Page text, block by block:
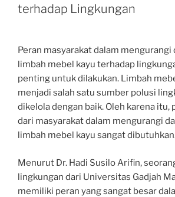
terhadap Lingkungan
Peran masyarakat dalam
limbah mebel kayu terhadap
penting untuk dilakukan. Limbah
menjadi salah satu sumber polusi
dikelola dengan baik. Oleh karena
dari masyarakat dalam mengurangi
limbah mebel kayu sangat
Menurut Dr. Hadi Susilo Arifin,
lingkungan dari Universitas Gadjah
memiliki peran yang sangat besar